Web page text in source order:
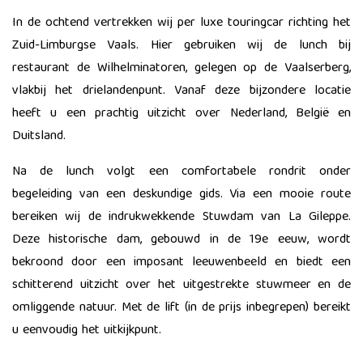
In de ochtend vertrekken wij per luxe touringcar richting het
Zuid-Limburgse Vaals. Hier gebruiken wij de lunch bij
restaurant de Wilhelminatoren, gelegen op de Vaalserberg,
vlakbij het drielandenpunt. Vanaf deze bijzondere locatie
heeft u een prachtig uitzicht over Nederland, België en
Duitsland.
Na de lunch volgt een comfortabele rondrit onder
begeleiding van een deskundige gids. Via een mooie route
bereiken wij de indrukwekkende Stuwdam van La Gileppe.
Deze historische dam, gebouwd in de 19e eeuw, wordt
bekroond door een imposant leeuwenbeeld en biedt een
schitterend uitzicht over het uitgestrekte stuwmeer en de
omliggende natuur. Met de lift (in de prijs inbegrepen) bereikt
u eenvoudig het uitkijkpunt.